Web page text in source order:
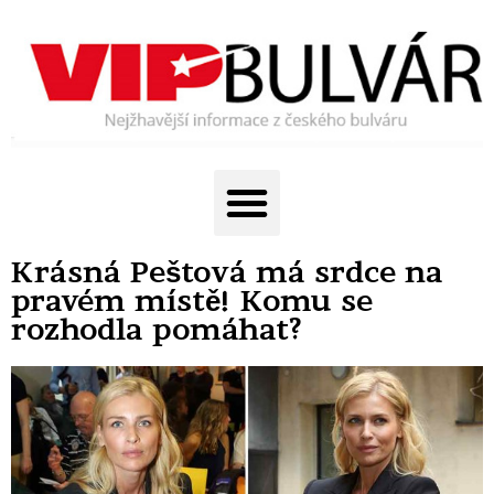
Krásná Peštová má srdce na
pravém místě! Komu se
rozhodla pomáhat?